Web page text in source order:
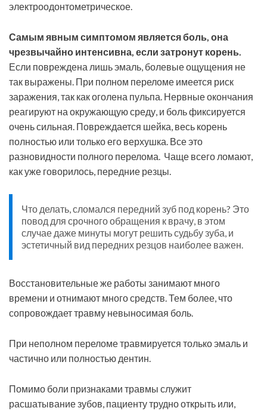
электроодонтометрическое.
Самым явным симптомом является боль, она
чрезвычайно интенсивна, если затронут корень.
Если повреждена лишь эмаль, болевые ощущения не
так выражены. При полном переломе имеется риск
заражения, так как оголена пульпа. Нервные окончания
реагируют на окружающую среду, и боль фиксируется
очень сильная. Повреждается шейка, весь корень
полностью или только его верхушка. Все это
разновидности полного перелома. Чаще всего ломают,
как уже говорилось, передние резцы.
Что делать, сломался передний зуб под корень? Это
повод для срочного обращения к врачу, в этом
случае даже минуты могут решить судьбу зуба, и
эстетичный вид передних резцов наиболее важен.
Восстановительные же работы занимают много
времени и отнимают много средств. Тем более, что
сопровождает травму невыносимая боль.
При неполном переломе травмируется только эмаль и
частично или полностью дентин.
Помимо боли признаками травмы служит
расшатывание зубов, пациенту трудно открыть или,